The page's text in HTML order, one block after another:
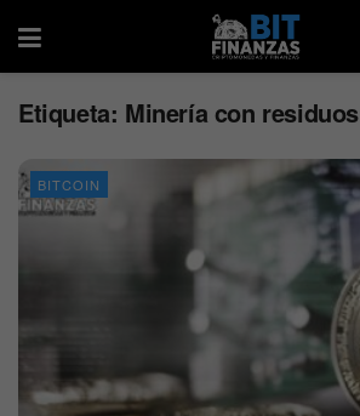
Etiqueta: Minería con residuos
BITCOIN